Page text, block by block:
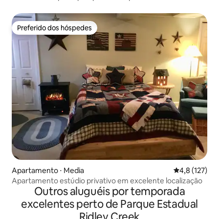
Preferido dos hóspedes
Preferido dos hóspedes
Apartamento ⋅ Media 4,8 de uma
4,8 (127)
Apartamento estúdio privativo em excelente localização
Outros aluguéis por temporada
excelentes perto de Parque Estadual